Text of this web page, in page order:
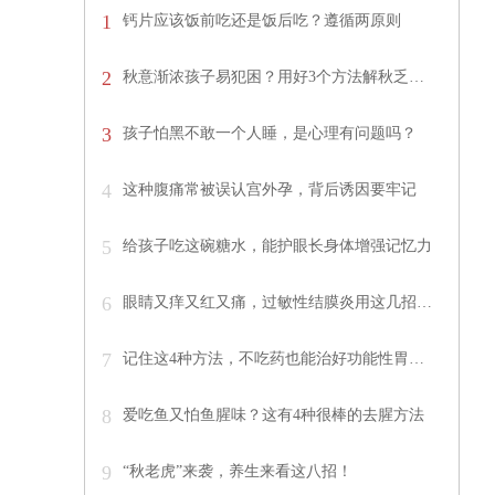
1 钙片应该饭前吃还是饭后吃？遵循两原则
2 秋意渐浓孩子易犯困？用好3个方法解秋乏…
3 孩子怕黑不敢一个人睡，是心理有问题吗？
4 这种腹痛常被误认宫外孕，背后诱因要牢记
5 给孩子吃这碗糖水，能护眼长身体增强记忆力
6 眼睛又痒又红又痛，过敏性结膜炎用这几招…
7 记住这4种方法，不吃药也能治好功能性胃…
8 爱吃鱼又怕鱼腥味？这有4种很棒的去腥方法
9 “秋老虎”来袭，养生来看这八招！